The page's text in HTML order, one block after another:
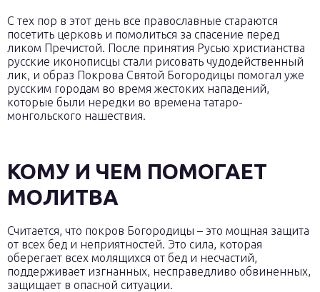
С тех пор в этот день все православные стараются
посетить церковь и помолиться за спасение перед
ликом Пречистой. После принятия Русью христианства
русские иконописцы стали рисовать чудодейственный
лик, и образ Покрова Святой Богородицы помогал уже
русским городам во время жестоких нападений,
которые были нередки во времена татаро-
монгольского нашествия.
КОМУ И ЧЕМ ПОМОГАЕТ
МОЛИТВА
Считается, что покров Богородицы – это мощная защита
от всех бед и неприятностей. Это сила, которая
оберегает всех молящихся от бед и несчастий,
поддерживает изгнанных, несправедливо обвиненных,
защищает в опасной ситуации.